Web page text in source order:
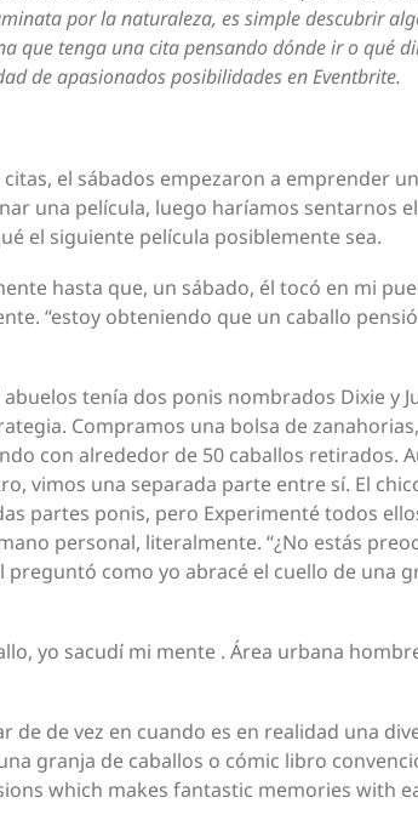
por la naturaleza, es simple descubrir
que tenga una cita pensando dónde ir o qué
de apasionados posibilidades en Eventbrite.
el sábados empezaron a emprender
una película, luego haríamos sentarnos
el siguiente película posiblemente sea.
hasta que, un sábado, él tocó en mi
“estoy obteniendo que un caballo
tenía dos ponis nombrados Dixie y
Compramos una bolsa de
con alrededor de 50 caballos retirados.
vimos una separada parte entre sí. El
partes ponis, pero Experimenté todos
personal, literalmente. “¿No estás
como yo abracé el cuello de una
yo sacudí mi mente . Área urbana
de de vez en cuando es en realidad una
granja de caballos o cómic libro
which makes fantastic memories with